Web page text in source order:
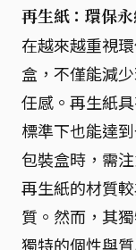
再生紙：環保
在越來越重視
盒，不僅能減
任感。再生紙
標準下也能達
包裝盒時，需
再生紙的材質
質。然而，其
獨特的個性與